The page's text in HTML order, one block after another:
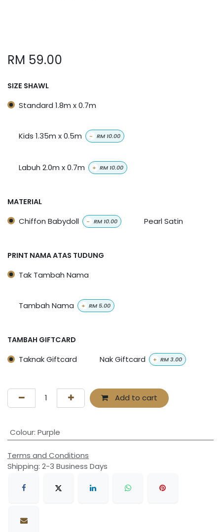
RM 59.00
SIZE SHAWL
Standard 1.8m x 0.7m
Kids 1.35m x 0.5m - RM 10.00
Labuh 2.0m x 0.7m + RM 10.00
MATERIAL
Chiffon Babydoll - RM 10.00 Pearl Satin
PRINT NAMA ATAS TUDUNG
Tak Tambah Nama
Tambah Nama + RM5.00
TAMBAH GIFTCARD
Taknak Giftcard Nak Giftcard + RM3.00
Add to cart
Colour: Purple
Terms and Conditions
Shipping: 2-3 Business Days